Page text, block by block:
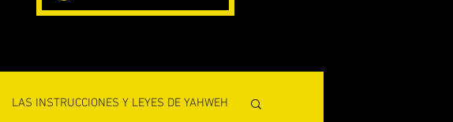
LAS INSTRUCCIONES Y LEYES DE YAHWEH